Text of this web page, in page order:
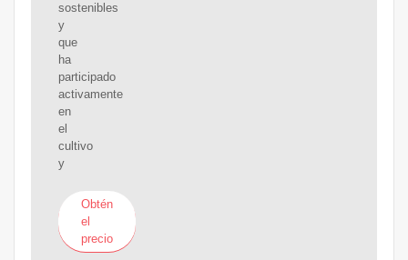
sostenibles
y
que
ha
participado
activamente
en
el
cultivo
y
Obtén
el
precio